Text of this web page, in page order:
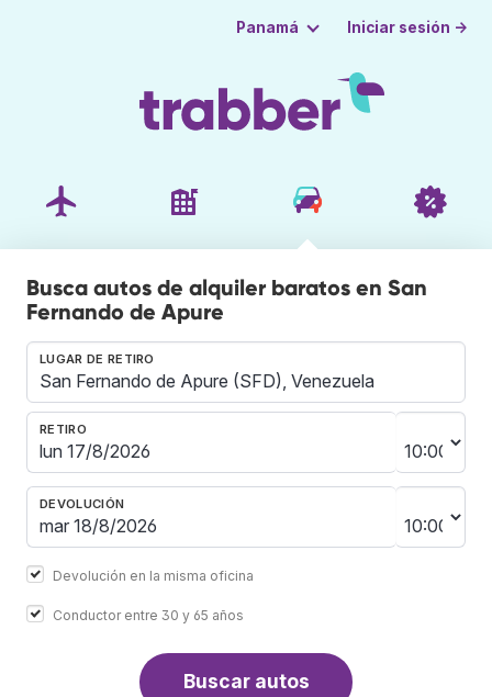
Panamá Iniciar sesión →
Busca autos de alquiler baratos en San
Fernando de Apure
LUGAR DE RETIRO
RETIRO
DEVOLUCIÓN
Devolución en la misma oficina
Conductor entre 30 y 65 años
Buscar autos